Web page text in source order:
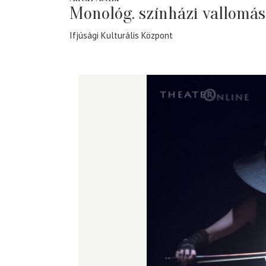
Monológ. színházi vallomás
Ifjúsági Kulturális Központ